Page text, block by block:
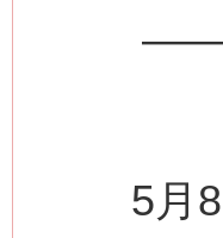
5月8